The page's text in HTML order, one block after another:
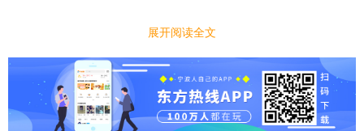
展开阅读全文